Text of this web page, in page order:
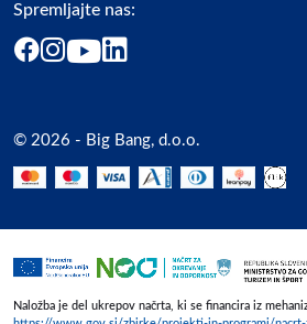
3mk
Slike o varnosti izdelka
Obvestila za javnost
Akt o digitalnih storitvah
Marketplace za partnerje
Novosti
Zavarovanje izdelkov
Marketplace
Kako oddati naročilo?
Spremljajte nas:
© 2026 - Big Bang, d.o.o.
Naložba je del ukrepov načrta, ki se financira iz